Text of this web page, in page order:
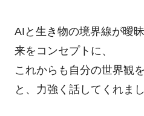
AIと生き物の境界線が曖
来をコンセプトに、
これからも自分の世界観
と、力強く話してくれまし